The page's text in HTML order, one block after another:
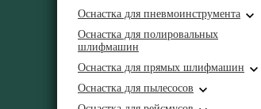
Оснастка для пневмоинструмента
Оснастка для полировальных
шлифмашин
Оснастка для прямых шлифмашин
Оснастка для пылесосов